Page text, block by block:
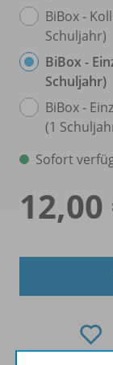
BiBox -
Schuljahr)
BiBox -
Schuljahr)
BiBox -
(1
Sofort
12,00